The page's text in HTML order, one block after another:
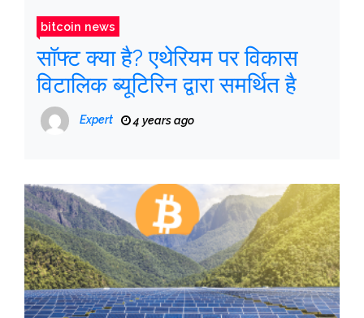
bitcoin news
सॉफ्ट क्या है? एथेरियम पर विकास
विटालिक ब्यूटिरिन द्वारा समर्थित है
Expert 4 years ago